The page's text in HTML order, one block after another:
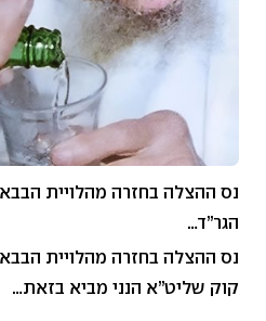
נס ההצלה בחזרה מהלויית
הגר”ד…
נס ההצלה בחזרה מהלויית
קוק שליט”א הנני מביא בזאת…